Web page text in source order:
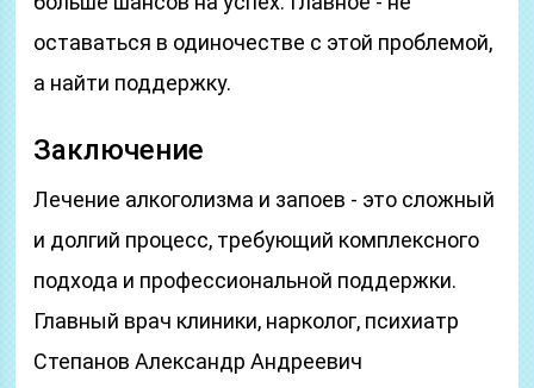
оставаться в одиночестве с этой проблемой,
а найти поддержку.
Заключение
Лечение алкоголизма и запоев - это сложный
и долгий процесс, требующий комплексного
подхода и профессиональной поддержки.
Главный врач клиники, нарколог, психиатр
Степанов Александр Андреевич